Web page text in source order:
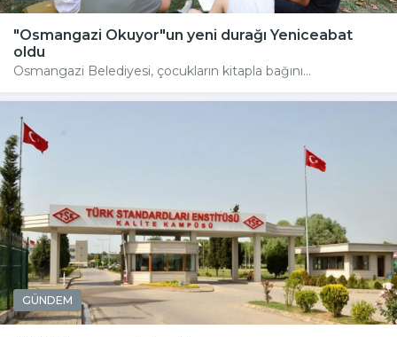
"Osmangazi Okuyor"un yeni durağı Yeniceabat
oldu
Osmangazi Belediyesi, çocukların kitapla bağını...
GÜNDEM